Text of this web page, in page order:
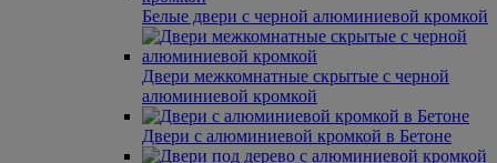
Белые двери с черной алюминиевой кромкой
Двери межкомнатные скрытые с черной
алюминиевой кромкой
Двери с алюминиевой кромкой в Бетоне